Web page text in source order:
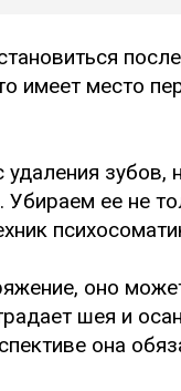
имеет место
зубов,
Убираем ее не
оно
шея и
она